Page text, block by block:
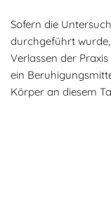
Sofern die
durchgeführt
Verlassen der
ein
Körper an diesem